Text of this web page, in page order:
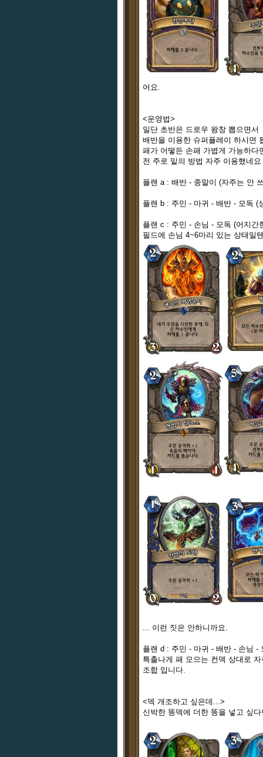
어요.
<운영법>
일단 초반은 드로우 왕창 뽑으면서
배반을 이용한 슈퍼플레이 하시면
패가 어떻든 손패 가볍게 가능하
전 주로 밑의 방법 자주 이용했네요
플랜 a : 배반 - 종말이 (자주는 안
플랜 b : 주민 - 마귀 - 배반 - 모독 (
플랜 c : 주민 - 손님 - 모독 (어지간
필드에 손님 4~6마리 있는 상태일
... 이런 짓은 안하니까요.
플랜 d : 주민 - 마귀 - 배반 - 손님 -
특출나게 패 모으는 컨덱 상대로
조합 입니다.
<덱 개조하고 싶은데...>
신박한 똥덱에 더한 똥을 넣고 싶